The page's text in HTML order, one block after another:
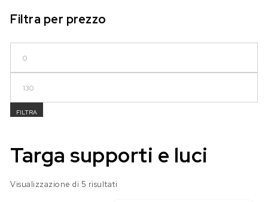
Filtra per prezzo
FILTRA
Targa supporti e luci
Visualizzazione di 5 risultati